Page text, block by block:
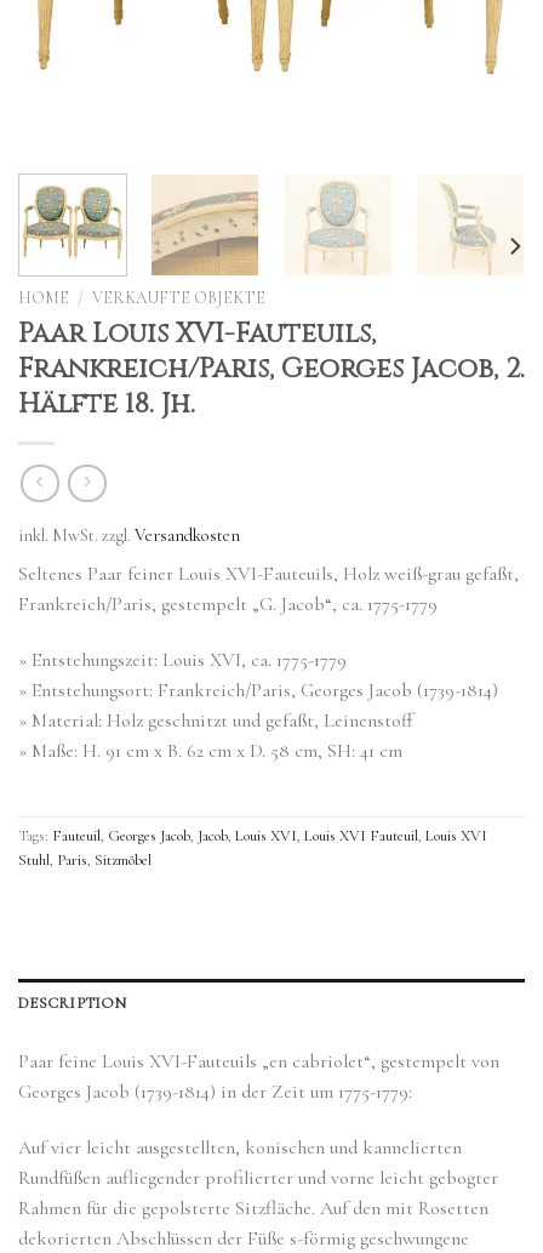
HOME / VERKAUFTE OBJEKTE
Paar Louis XVI-Fauteuils,
Frankreich/Paris, Georges Jacob, 2.
Hälfte 18. Jh.
inkl. MwSt. zzgl. Versandkosten
Seltenes Paar feiner Louis XVI-Fauteuils, Holz weiß-grau gefaßt,
Frankreich/Paris, gestempelt „G. Jacob“, ca. 1775-1779
» Entstehungszeit: Louis XVI, ca. 1775-1779
» Entstehungsort: Frankreich/Paris, Georges Jacob (1739-1814)
» Material: Holz geschnitzt und gefaßt, Leinenstoff
» Maße: H. 91 cm x B. 62 cm x D. 58 cm, SH: 41 cm
Tags: Fauteuil, Georges Jacob, Jacob, Louis XVI, Louis XVI Fauteuil, Louis XVI
Stuhl, Paris, Sitzmöbel
DESCRIPTION
Paar feine Louis XVI-Fauteuils „en cabriolet“, gestempelt von
Georges Jacob (1739-1814) in der Zeit um 1775-1779:
Auf vier leicht ausgestellten, konischen und kannelierten
Rundfüßen aufliegender profilierter und vorne leicht gebogter
Rahmen für die gepolsterte Sitzfläche. Auf den mit Rosetten
dekorierten Abschlüssen der Füße s-förmig geschwungene